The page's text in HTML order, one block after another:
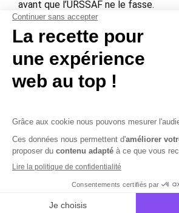
avant que l’URSSAF ne le fasse.
Voir aussi :Congés payés pendant un
obligations de l’employeur
etQuand déclarer une suspension
contrat de travail en DSN ?
Contactez-nous Mentions légales
Sécurisation des données
Conditions Générales de Vente et
Copyright © 2026 Cobham Solutions |
performance en PAIE, DSN et RH –